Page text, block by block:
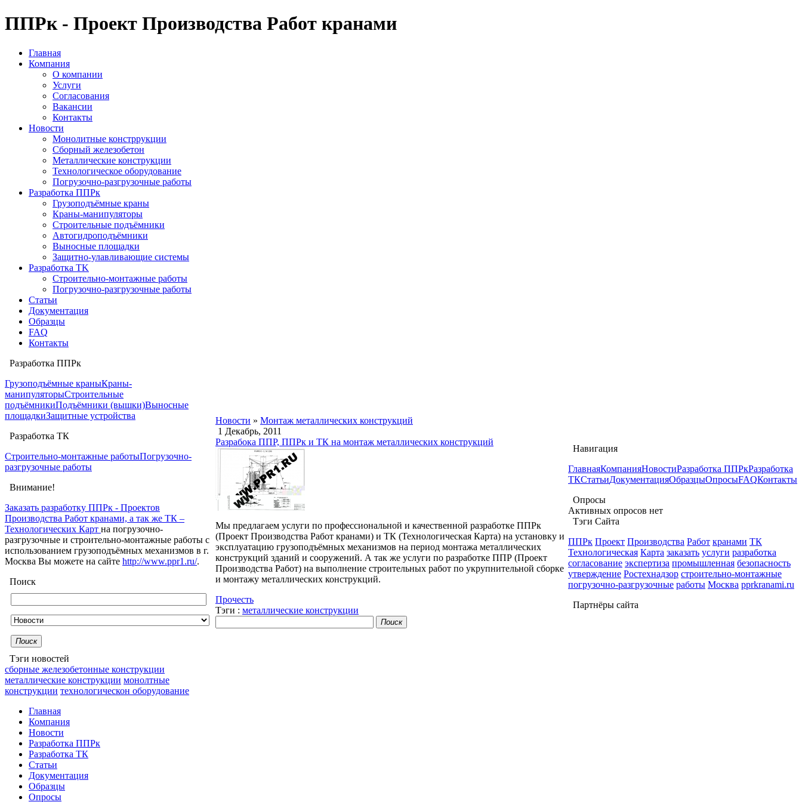
ППРк - Проект Производства Работ кранами
Главная
Компания
О компании
Услуги
Согласования
Вакансии
Контакты
Новости
Монолитные констррукции
Сборный железобетон
Металлические конструкции
Технологическое оборудование
Погрузочно-разгрузочные работы
Разработка ППРк
Грузоподъёмные краны
Краны-манипуляторы
Строительные подъёмники
Автогидроподъёмники
Выносные площадки
Защитно-улавливающие системы
Разработка TK
Строительно-монтажные работы
Погрузочно-разгрузочные работы
Статьи
Документация
Образцы
FAQ
Контакты
Разработка ППРк
Грузоподъёмные краныКраны-
манипуляторыСтроительные
подъёмникиПодъёмники (вышки)Выносные
площадкиЗащитные устройства
Разработка ТК
Строительно-монтажные работыПогрузочно-
разгрузочные работы
Внимание!
Заказать разработку ППРк - Проектов
Производства Работ кранами, а так же ТК –
Технологических Карт на погрузочно-
разгрузочные и строительно-монтажные работы с
использованием грузоподъёмных механизмов в г.
Москва Вы можете на сайте http://www.ppr1.ru/.
Поиск
Поиск
Тэги новостей
сборные железобетонные конструкции
металлические конструкции монолтные
конструкции технологическон оборудование
Новости » Монтаж металлических конструкций
1 Декабрь, 2011
Разрабока ППР, ППРк и ТК на монтаж металлических конструкций
Мы предлагаем услуги по профессиональной и качественной разработке ППРк
(Проект Производства Работ кранами) и ТК (Технологическая Карта) на установку и
эксплуатацию грузоподъёмных механизмов на период монтажа металлических
конструкций зданий и сооружений. А так же услуги по разработке ППР (Проект
Производства Работ) на выполнение строительных работ по укрупнительной сборке
и монтажу металлических конструкций.
Прочесть
Тэги : металлические конструкции
Поиск
Навигация
ГлавнаяКомпанияНовостиРазработка ППРкРазработка
ТКСтатьиДокументацияОбразцыОпросыFAQКонтакты
Опросы
Активных опросов нет
Тэги Сайта
ППРк Проект Производства Работ кранами ТК
Технологическая Карта заказать услуги разработка
согласование экспертиза промышленная безопасность
утверждение Ростехнадзор строительно-монтажные
погрузочно-разгрузочные работы Москва pprkranami.ru
Партнёры сайта
Главная
Компания
Новости
Разработка ППРк
Разработка ТК
Статьи
Документация
Образцы
Опросы